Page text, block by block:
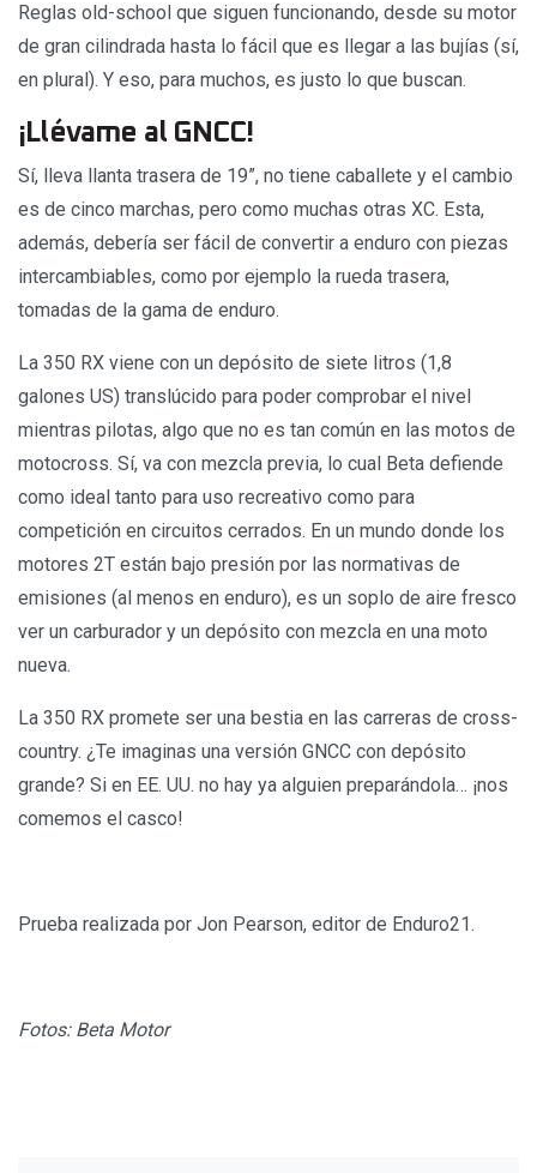
Reglas old-school que siguen funcionando, desde su motor
de gran cilindrada hasta lo fácil que es llegar a las bujías (sí,
en plural). Y eso, para muchos, es justo lo que buscan.
¡Llévame al GNCC!
Sí, lleva llanta trasera de 19”, no tiene caballete y el cambio
es de cinco marchas, pero como muchas otras XC. Esta,
además, debería ser fácil de convertir a enduro con piezas
intercambiables, como por ejemplo la rueda trasera,
tomadas de la gama de enduro.
La 350 RX viene con un depósito de siete litros (1,8
galones US) translúcido para poder comprobar el nivel
mientras pilotas, algo que no es tan común en las motos de
motocross. Sí, va con mezcla previa, lo cual Beta defiende
como ideal tanto para uso recreativo como para
competición en circuitos cerrados. En un mundo donde los
motores 2T están bajo presión por las normativas de
emisiones (al menos en enduro), es un soplo de aire fresco
ver un carburador y un depósito con mezcla en una moto
nueva.
La 350 RX promete ser una bestia en las carreras de cross-
country. ¿Te imaginas una versión GNCC con depósito
grande? Si en EE. UU. no hay ya alguien preparándola… ¡nos
comemos el casco!
Prueba realizada por Jon Pearson, editor de Enduro21.
Fotos: Beta Motor